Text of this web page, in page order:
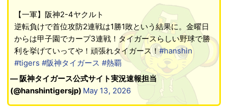
【一軍】阪神2-4ヤクルト
逆転負けで首位攻防2連戦は1勝1敗という結果に。金曜日
からは甲子園でカープ3連戦！タイガースらしい野球で勝
利を挙げていってや！頑張れタイガース！#hanshin
#tigers #阪神タイガース #熱覇
— 阪神タイガース公式サイト実況速報担当
(@hanshintigersjp) May 13, 2026